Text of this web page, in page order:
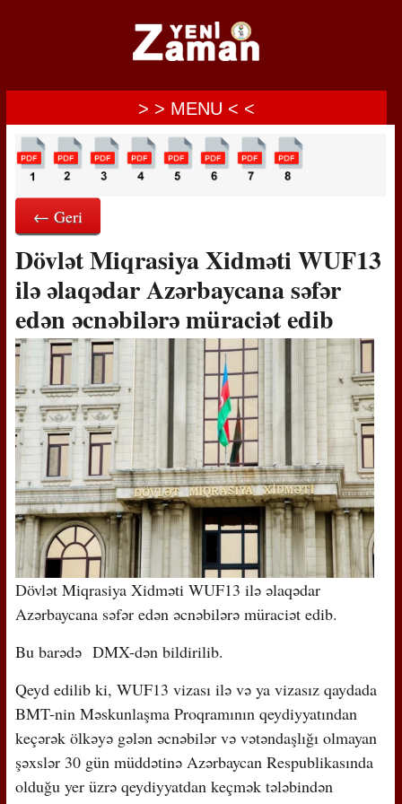
> > MENU < <
← Geri
Dövlət Miqrasiya Xidməti WUF13
ilə əlaqədar Azərbaycana səfər
edən əcnəbilərə müraciət edib
Dövlət Miqrasiya Xidməti WUF13 ilə əlaqədar
Azərbaycana səfər edən əcnəbilərə müraciət edib.
Bu barədə DMX-dən bildirilib.
Qeyd edilib ki, WUF13 vizası ilə və ya vizasız qaydada
BMT-nin Məskunlaşma Proqramının qeydiyyatından
keçərək ölkəyə gələn əcnəbilər və vətəndaşlığı olmayan
şəxslər 30 gün müddətinə Azərbaycan Respublikasında
olduğu yer üzrə qeydiyyatdan keçmək tələbindən